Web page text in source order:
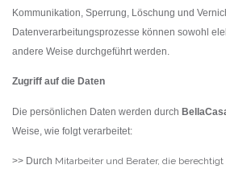
Kommunikation, Sperrung, Löschung und
Datenverarbeitungsprozesse können sowohl
andere Weise durchgeführt werden.
Zugriff auf die Daten
Die persönlichen Daten werden durch
Weise, wie folgt verarbeitet:
>> Durch Mitarbeiter und Berater, die